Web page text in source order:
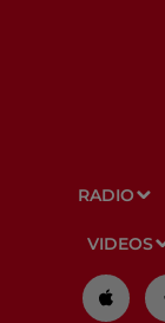
RADIO
VIDEOS